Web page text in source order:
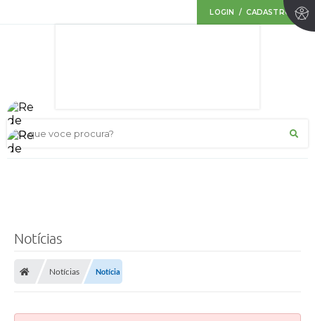
LOGIN / CADASTRO
O que voce procura?
Notícias
Notícias Notícia